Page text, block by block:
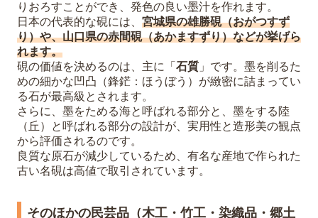
りおろすことができ、発色の良い墨汁を作れます。
日本の代表的な硯には、 宮城県の雄勝硯（おがつすず
り）や、山口県の赤間硯（あかますずり）などが挙げら
れます。
硯の価値を決めるのは、主に「 石質 」です。墨を削るた
めの細かな凹凸（鋒鋩：ほうぼう）が緻密に詰まってい
る石が最高級とされます。
さらに、墨をためる海と呼ばれる部分と、墨をする陸
（丘）と呼ばれる部分の設計が、実用性と造形美の観点
から評価されるのです。
良質な原石が減少しているため、有名な産地で作られた
古い名硯は高値で取引されています。
そのほかの民芸品（木工・竹工・染織品・郷土